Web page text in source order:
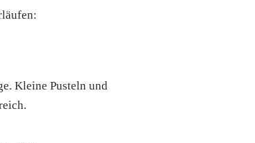
Kleine Pusteln und